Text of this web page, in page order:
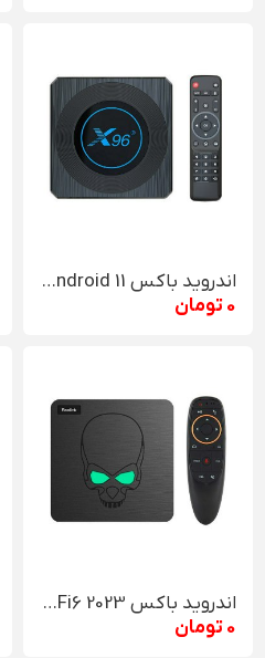
اندروید باکس EnyBox X96 X4 8K HDR+ Android 11
0 تومان
اندروید باکس Beelink GT-King WiFi6 2023
0 تومان